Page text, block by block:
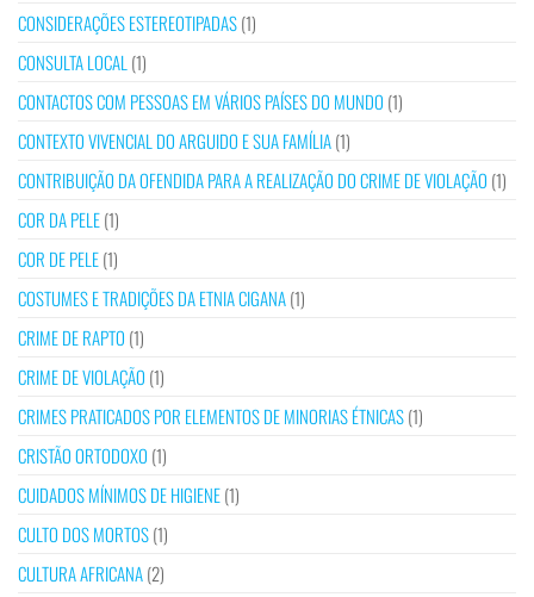
CONSIDERAÇÕES ESTEREOTIPADAS(1)
CONSULTA LOCAL (1)
CONTACTOS COM PESSOAS EM VÁRIOS PAÍSES DO MUNDO (1)
CONTEXTO VIVENCIAL DO ARGUIDO E SUA FAMÍLIA(1)
CONTRIBUIÇÃO DA OFENDIDA PARA A REALIZAÇÃO DO CRIME DE VIOLAÇÃO (1)
COR DA PELE(1)
COR DE PELE(1)
COSTUMES E TRADIÇÕES DA ETNIA CIGANA(1)
CRIME DE RAPTO (1)
CRIME DE VIOLAÇÃO (1)
CRIMES PRATICADOS POR ELEMENTOS DE MINORIAS ÉTNICAS(1)
CRISTÃO ORTODOXO (1)
CUIDADOS MÍNIMOS DE HIGIENE(1)
CULTO DOS MORTOS(1)
CULTURA AFRICANA(2)